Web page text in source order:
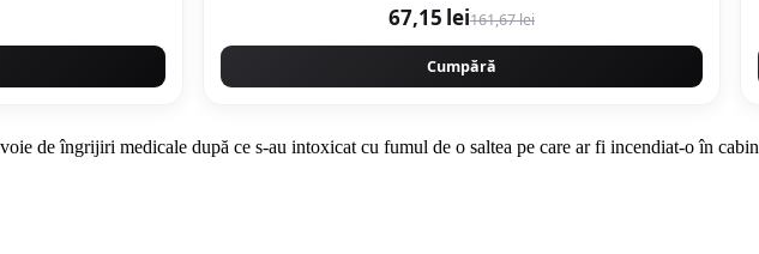
67,15 lei161,67 lei
Cumpără
de îngrijiri medicale după ce s-au intoxicat cu fumul de o saltea pe care ar fi incendiat-o în